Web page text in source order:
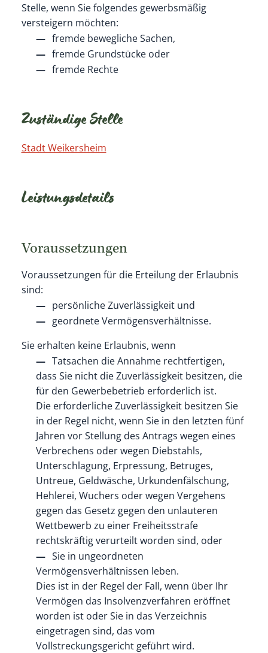
Stelle, wenn Sie folgendes gewerbsmäßig
versteigern möchten:
fremde bewegliche Sachen,
fremde Grundstücke oder
fremde Rechte
Zuständige Stelle
Stadt Weikersheim
Leistungsdetails
Voraussetzungen
Voraussetzungen für die Erteilung der Erlaubnis
sind:
persönliche Zuverlässigkeit und
geordnete Vermögensverhältnisse.
Sie erhalten keine Erlaubnis, wenn
Tatsachen die Annahme rechtfertigen,
dass Sie nicht die Zuverlässigkeit besitzen, die
für den Gewerbebetrieb erforderlich ist.
Die erforderliche Zuverlässigkeit besitzen Sie
in der Regel nicht, wenn Sie in den letzten fünf
Jahren vor Stellung des Antrags wegen eines
Verbrechens oder wegen Diebstahls,
Unterschlagung, Erpressung, Betruges,
Untreue, Geldwäsche, Urkundenfälschung,
Hehlerei, Wuchers oder wegen Vergehens
gegen das Gesetz gegen den unlauteren
Wettbewerb zu einer Freiheitsstrafe
rechtskräftig verurteilt worden sind, oder
Sie in ungeordneten
Vermögensverhältnissen leben.
Dies ist in der Regel der Fall, wenn über Ihr
Vermögen das Insolvenzverfahren eröffnet
worden ist oder Sie in das Verzeichnis
eingetragen sind, das vom
Vollstreckungsgericht geführt wird.